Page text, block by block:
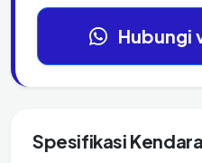
Hubungi
Spesifikasi